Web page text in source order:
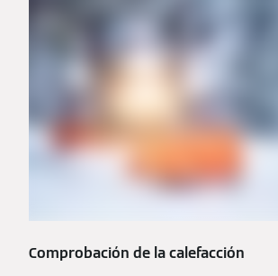
Comprobación de la calefacción